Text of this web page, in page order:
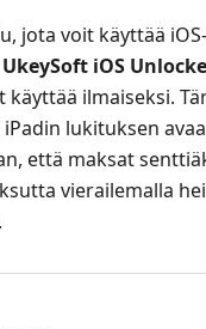
jota voit käyttää
UkeySoft iOS
käyttää ilmaiseksi.
lukituksen
että maksat
vierailemalla